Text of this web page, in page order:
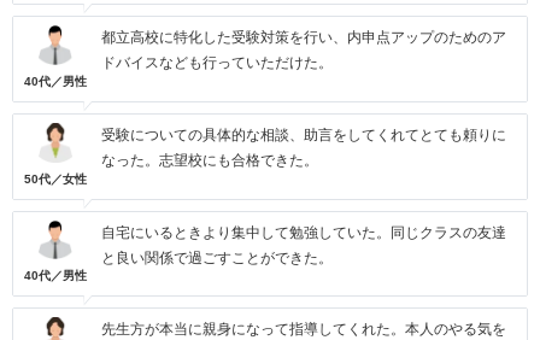
40代／男性
都立高校に特化した受験対策を行い、内申点アップのためのア
ドバイスなども行っていただけた。
50代／女性
受験についての具体的な相談、助言をしてくれてとても頼りに
なった。志望校にも合格できた。
40代／男性
自宅にいるときより集中して勉強していた。同じクラスの友達
と良い関係で過ごすことができた。
先生方が本当に親身になって指導してくれた。本人のやる気を